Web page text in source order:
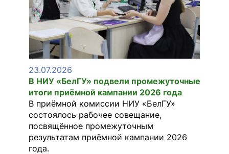
23.07.2026
В НИУ «БелГУ» подвели промежуточные
итоги приёмной кампании 2026 года
В приёмной комиссии НИУ «БелГУ»
состоялось рабочее совещание,
посвящённое промежуточным
результатам приёмной кампании 2026
года.